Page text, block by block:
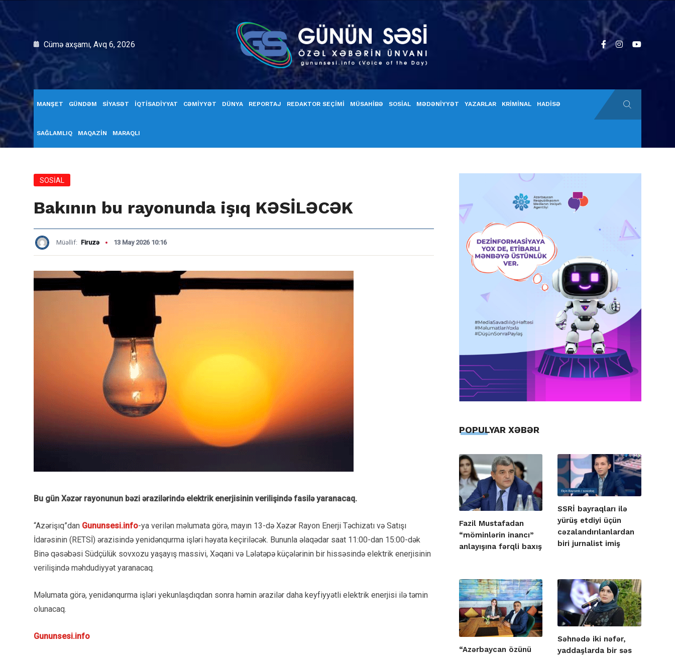
Cümə axşamı, Avq 6, 2026
MANŞET GÜNDƏM SİYASƏT İQTİSADİYYAT CƏMİYYƏT DÜNYA REPORTAJ REDAKTOR SEÇİMİ MÜSAHİBƏ SOSİAL MƏDƏNİYYƏT YAZARLAR KRİMİNAL HADİSƏ
SAĞLAMLIQ MAQAZİN MARAQLI
SOSİAL
Bakının bu rayonunda işıq KƏSİLƏCƏK
Müəllif: Firuzə 13 May 2026 10:16
Bu gün Xəzər rayonunun bəzi ərazilərində elektrik enerjisinin verilişində fasilə yaranacaq.
“Azərişıq”dan Gununsesi.info-ya verilən məlumata görə, mayın 13-də Xəzər Rayon Enerji Təchizatı və Satışı
İdarəsinin (RETSİ) ərazisində yenidənqurma işləri həyata keçiriləcək. Bununla əlaqədar saat 11:00-dan 15:00-dək
Binə qəsəbəsi Südçülük sovxozu yaşayış massivi, Xəqani və Lələtəpə küçələrinin bir hissəsində elektrik enerjisinin
verilişində məhdudiyyət yaranacaq.
Məlumata görə, yenidənqurma işləri yekunlaşdıqdan sonra həmin ərazilər daha keyfiyyətli elektrik enerjisi ilə təmin
olunacaq.
Gununsesi.info
POPULYAR XƏBƏR
Fazil Mustafadan
“möminlərin inancı”
anlayışına fərqli baxış
SSRİ bayraqları ilə
yürüş etdiyi üçün
cəzalandırılanlardan
biri jurnalist imiş
“Azərbaycan özünü
Səhnədə iki nəfər,
yaddaşlarda bir səs